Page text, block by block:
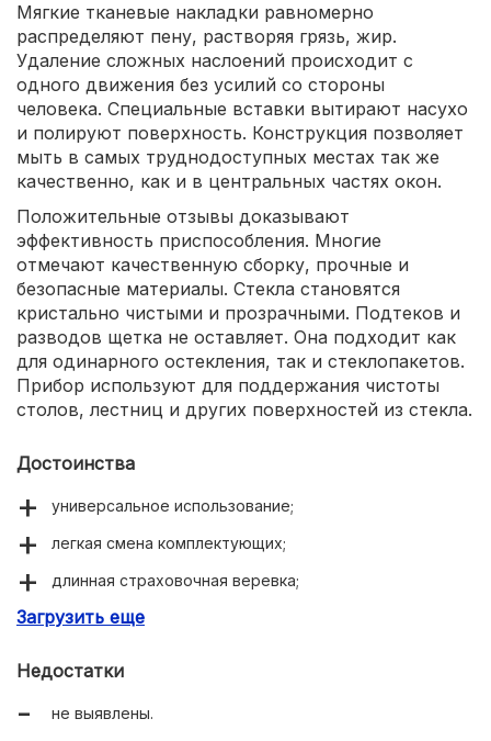
Мягкие тканевые накладки равномерно
распределяют пену, растворяя грязь, жир.
Удаление сложных наслоений происходит с
одного движения без усилий со стороны
человека. Специальные вставки вытирают насухо
и полируют поверхность. Конструкция позволяет
мыть в самых труднодоступных местах так же
качественно, как и в центральных частях окон.
Положительные отзывы доказывают
эффективность приспособления. Многие
отмечают качественную сборку, прочные и
безопасные материалы. Стекла становятся
кристально чистыми и прозрачными. Подтеков и
разводов щетка не оставляет. Она подходит как
для одинарного остекления, так и стеклопакетов.
Прибор используют для поддержания чистоты
столов, лестниц и других поверхностей из стекла.
Достоинства
универсальное использование;
легкая смена комплектующих;
длинная страховочная веревка;
отличное очищение углов.
Загрузить еще
Недостатки
не выявлены.